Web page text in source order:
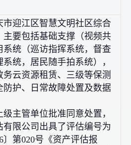
迎江区智慧文明社区综合
主要包括基础支撑（视频共
系统（巡访指挥系统，督查
统，居民随手拍系统），
云资源租赁、三级等保测
护、日常故障处置及数据
级主管单位批准同意处置，
有限公司出具了评估编号为
〕第020号《资产评估报